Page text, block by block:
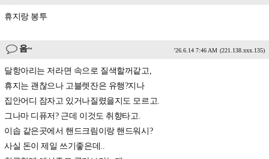
휴지랑 봉투
음~ '26.6.14 7:46 AM (221.138.xxx.135)
달항아리는 저라면 속으로 질색할꺼같고,
휴지는 괜찮으나 고블렛잔은 유행?지나
집안어디 잠자고 있거나질렸을지도 모르고.
그나마 디퓨저? 근데 이것도 취향타고.
이솝 같은곳에서 핸드크림이랑 핸드워시?
사실 돈이 제일 쓰기좋은데..